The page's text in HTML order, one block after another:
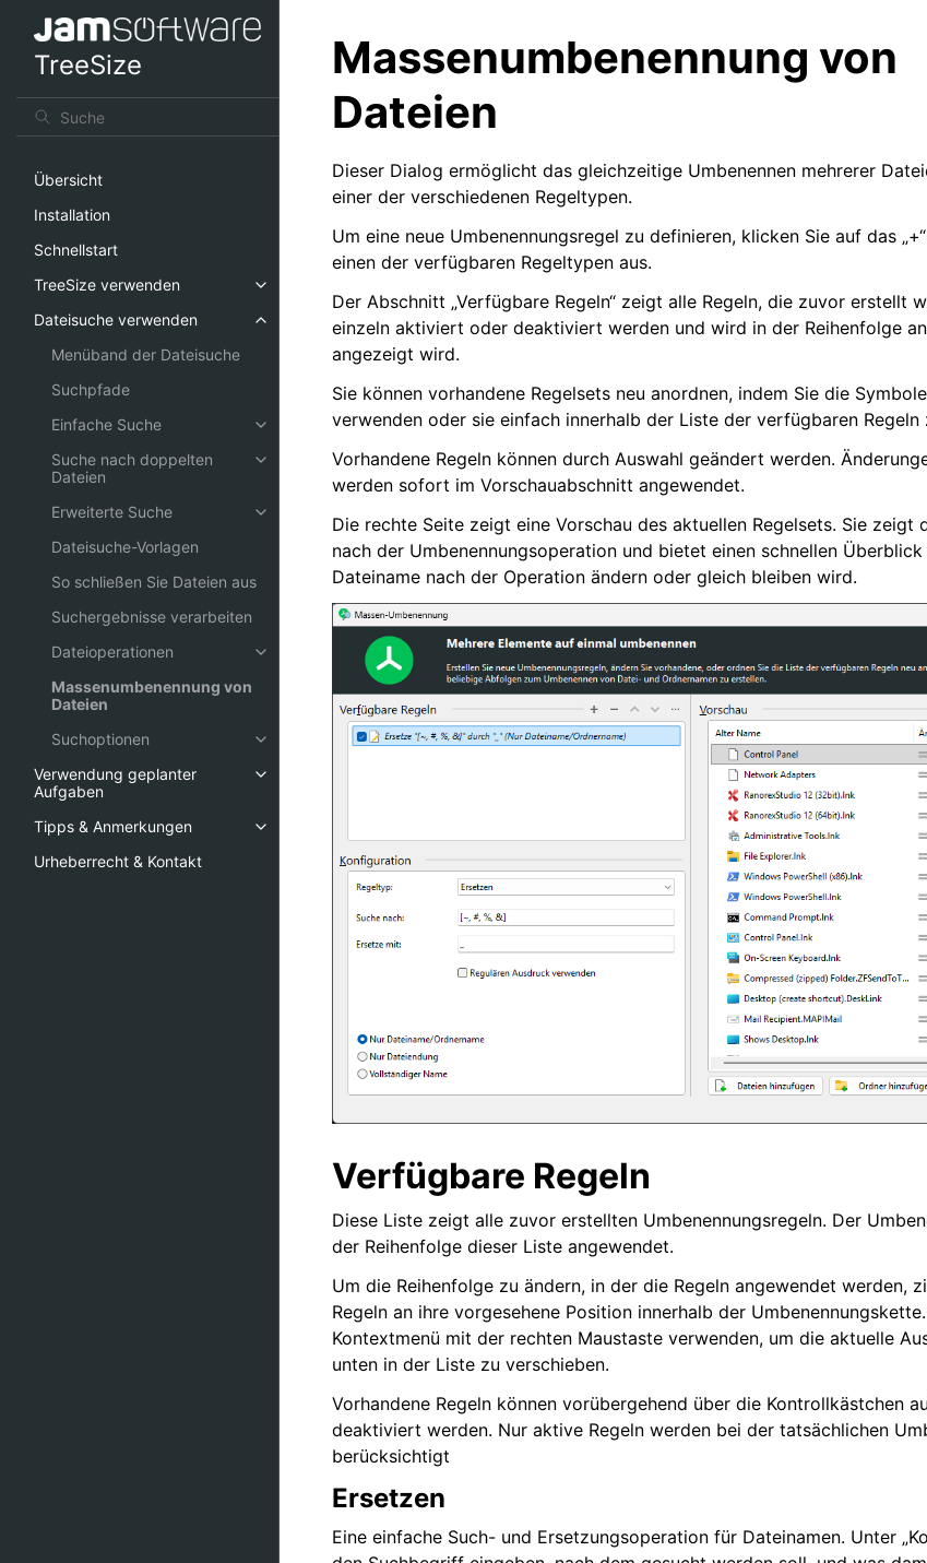
TreeSize
Übersicht
Installation
Schnellstart
TreeSize verwenden
Dateisuche verwenden
Menüband der Dateisuche
Suchpfade
Einfache Suche
Suche nach doppelten
Dateien
Erweiterte Suche
Dateisuche-Vorlagen
So schließen Sie Dateien aus
Suchergebnisse verarbeiten
Dateioperationen
Massenumbenennung von
Dateien
Suchoptionen
Verwendung geplanter
Aufgaben
Tipps & Anmerkungen
Urheberrecht & Kontakt
Massenumbenennung von
Dateien
Dieser Dialog ermöglicht das gleichzeitige Umbenennen mehrerer
einer der verschiedenen Regeltypen.
Um eine neue Umbenennungsregel zu definieren, klicken Sie auf das
einen der verfügbaren Regeltypen aus.
Der Abschnitt „Verfügbare Regeln“ zeigt alle Regeln, die zuvor erstellt
einzeln aktiviert oder deaktiviert werden und wird in der Reihenfolge
angezeigt wird.
Sie können vorhandene Regelsets neu anordnen, indem Sie die
verwenden oder sie einfach innerhalb der Liste der verfügbaren Regeln
Vorhandene Regeln können durch Auswahl geändert werden.
werden sofort im Vorschauabschnitt angewendet.
Die rechte Seite zeigt eine Vorschau des aktuellen Regelsets. Sie zeigt
nach der Umbenennungsoperation und bietet einen schnellen
Dateiname nach der Operation ändern oder gleich bleiben wird.
Verfügbare Regeln
Diese Liste zeigt alle zuvor erstellten Umbenennungsregeln. Der
der Reihenfolge dieser Liste angewendet.
Um die Reihenfolge zu ändern, in der die Regeln angewendet werden,
Regeln an ihre vorgesehene Position innerhalb der
Kontextmenü mit der rechten Maustaste verwenden, um die aktuelle
unten in der Liste zu verschieben.
Vorhandene Regeln können vorübergehend über die Kontrollkästchen
deaktiviert werden. Nur aktive Regeln werden bei der tatsächlichen
berücksichtigt
Ersetzen
Eine einfache Such- und Ersetzungsoperation für Dateinamen. Unter